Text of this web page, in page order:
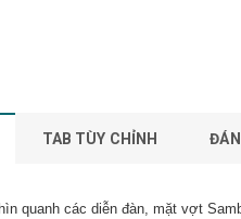
TAB TÙY CHỈNH
quanh các diễn đàn, mặt vợt